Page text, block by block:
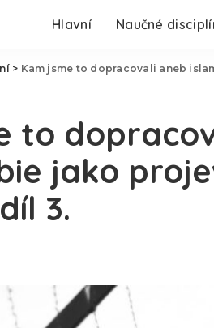
Hlavní Naučné
> Kam jsme to dopracovali aneb
to
jako
3.